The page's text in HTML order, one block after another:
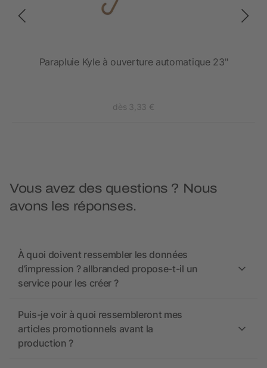
Parapluie Kyle à ouverture automatique 23"
dès 3,33 €
Vous avez des questions ? Nous
avons les réponses.
À quoi doivent ressembler les données
d’impression ? allbranded propose-t-il un
service pour les créer ?
Puis-je voir à quoi ressembleront mes
articles promotionnels avant la
production ?